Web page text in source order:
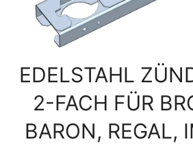
EDELSTAHL
2-FACH FÜR
BARON, REGAL,